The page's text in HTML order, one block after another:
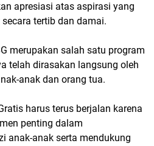
apresiasi atas aspirasi yang
tertib dan damai.
merupakan salah satu program
telah dirasakan langsung oleh
anak dan orang tua.
harus terus berjalan karena
penting dalam
anak-anak serta mendukung